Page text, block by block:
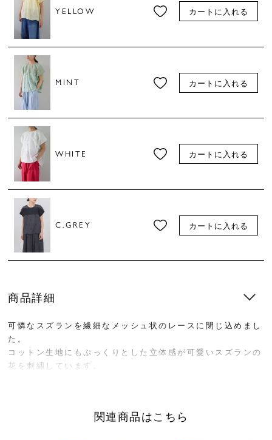
YELLOW カートに入れる
MINT カートに入れる
WHITE カートに入れる
C.GREY カートに入れる
商品詳細
可憐なスズランを繊細なメッシュ状のレースに閉じ込めまし
た。
コットン生地にもぷっくりとした立体感が可愛いスズランの
花を刺繍しています。
胸元にレースの切替をあしらった、シンプルなフレンチスリ
関連商品はこちら